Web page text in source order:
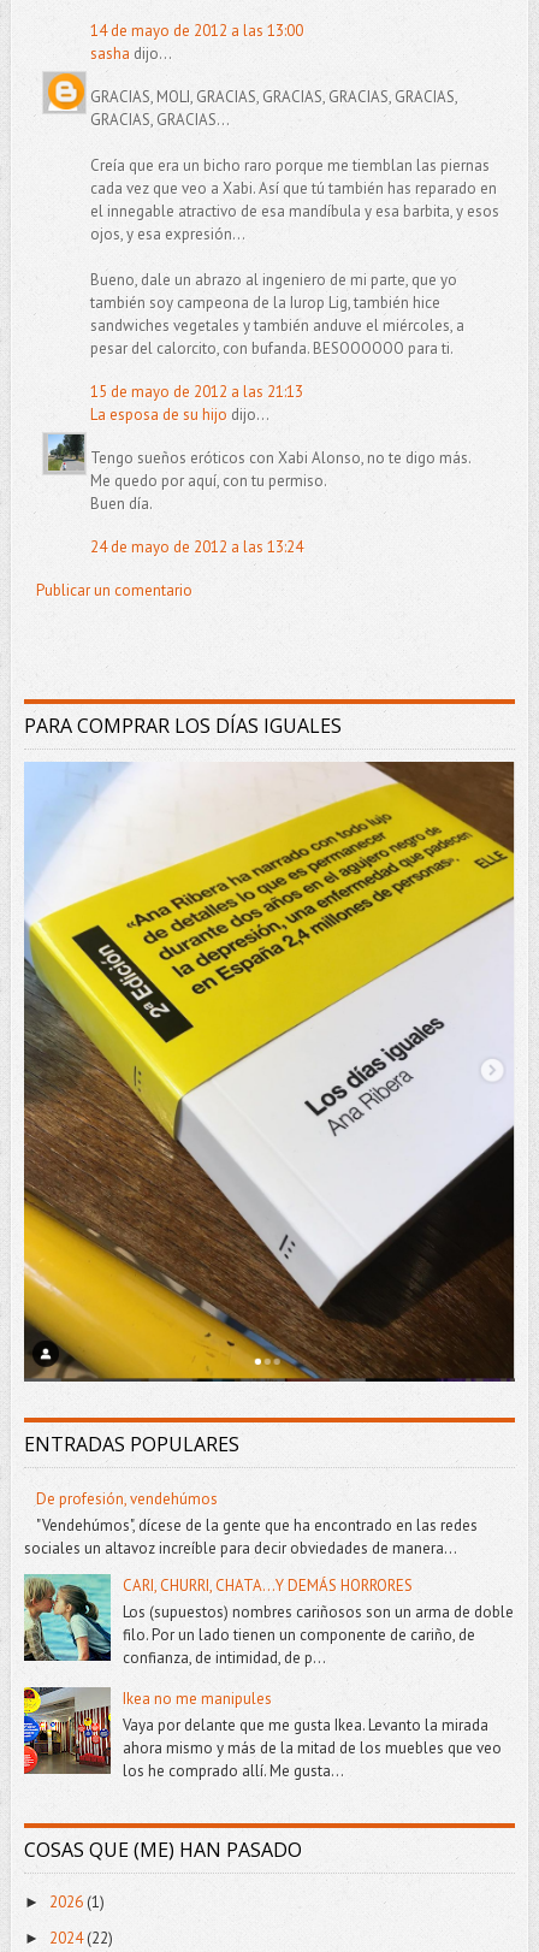
14 de mayo de 2012 a las 13:00
sasha dijo...
GRACIAS, MOLI, GRACIAS, GRACIAS, GRACIAS, GRACIAS,
GRACIAS, GRACIAS...
Creía que era un bicho raro porque me tiemblan las piernas
cada vez que veo a Xabi. Así que tú también has reparado en
el innegable atractivo de esa mandíbula y esa barbita, y esos
ojos, y esa expresión...
Bueno, dale un abrazo al ingeniero de mi parte, que yo
también soy campeona de la Iurop Lig, también hice
sandwiches vegetales y también anduve el miércoles, a
pesar del calorcito, con bufanda. BESOOOOOO para ti.
15 de mayo de 2012 a las 21:13
La esposa de su hijo dijo...
Tengo sueños eróticos con Xabi Alonso, no te digo más.
Me quedo por aquí, con tu permiso.
Buen día.
24 de mayo de 2012 a las 13:24
Publicar un comentario
PARA COMPRAR LOS DÍAS IGUALES
ENTRADAS POPULARES
De profesión, vendehúmos
"Vendehúmos", dícese de la gente que ha encontrado en las redes
sociales un altavoz increíble para decir obviedades de manera...
CARI, CHURRI, CHATA...Y DEMÁS HORRORES
Los (supuestos) nombres cariñosos son un arma de doble
filo. Por un lado tienen un componente de cariño, de
confianza, de intimidad, de p...
Ikea no me manipules
Vaya por delante que me gusta Ikea. Levanto la mirada
ahora mismo y más de la mitad de los muebles que veo
los he comprado allí. Me gusta...
COSAS QUE (ME) HAN PASADO
► 2026(1)
► 2024(22)